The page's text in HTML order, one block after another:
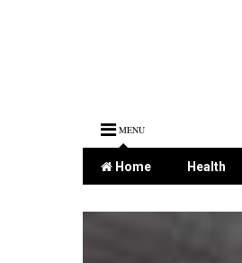
MENU
Home Health